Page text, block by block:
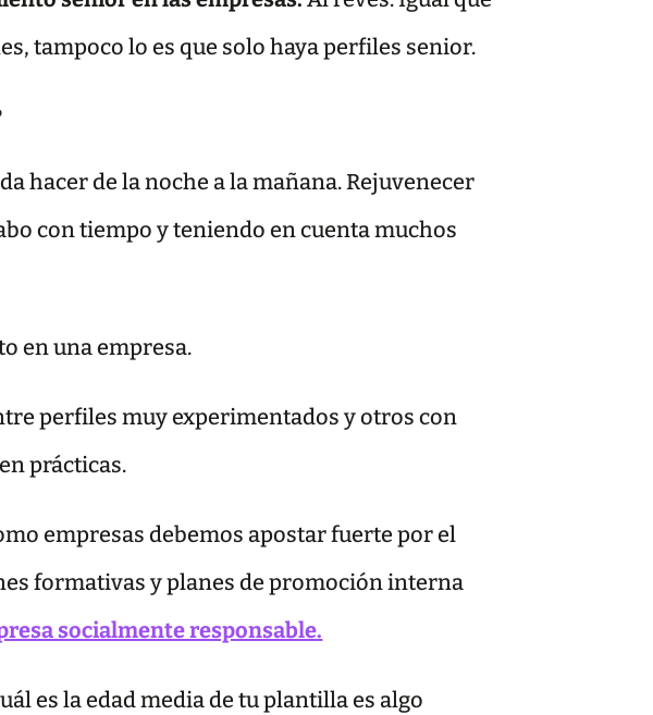
tampoco lo es que solo haya perfiles senior.
hacer de la noche a la mañana. Rejuvenecer
con tiempo y teniendo en cuenta muchos
en una empresa.
perfiles muy experimentados y otros con
prácticas.
empresas debemos apostar fuerte por el
formativas y planes de promoción interna
socialmente responsable.
es la edad media de tu plantilla es algo